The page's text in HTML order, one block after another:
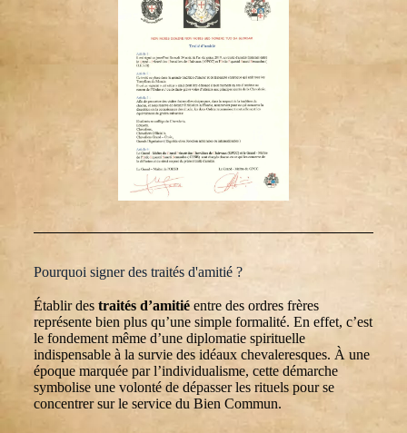
Pourquoi signer des traités d'amitié ?
Établir des traités d’amitiéentre des ordres frères
représente bien plus qu’une simple formalité. En effet, c’est
le fondement même d’une diplomatie spirituelle
indispensable à la survie des idéaux chevaleresques. À une
époque marquée par l’individualisme, cette démarche
symbolise une volonté de dépasser les rituels pour se
concentrer sur le service du Bien Commun.